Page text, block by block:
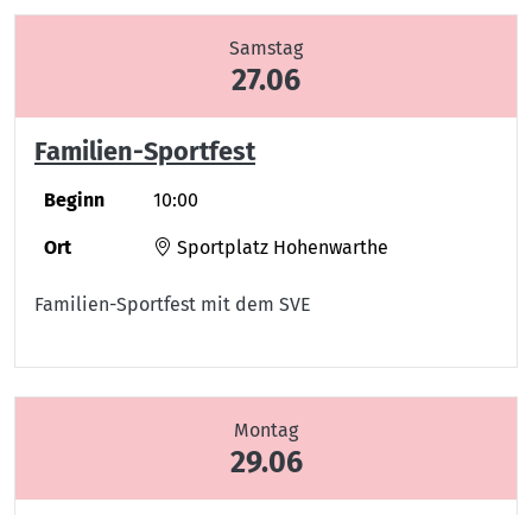
Samstag
27.06
Familien-Sportfest
Beginn 10:00
Ort Sportplatz Hohenwarthe
Familien-Sportfest mit dem SVE
Montag
29.06